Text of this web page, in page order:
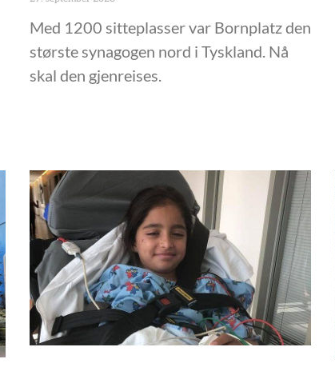
Med 1200 sitteplasser var Bornplatz den
største synagogen nord i Tyskland. Nå
skal den gjenreises.